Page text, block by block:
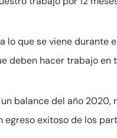
lo que se viene durante
deben hacer trabajo en
balance del año
egreso exitoso de los